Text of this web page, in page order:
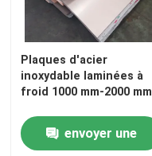
Plaques d'acier
inoxydable laminées à
froid 1000 mm-2000 mm
envoyer une